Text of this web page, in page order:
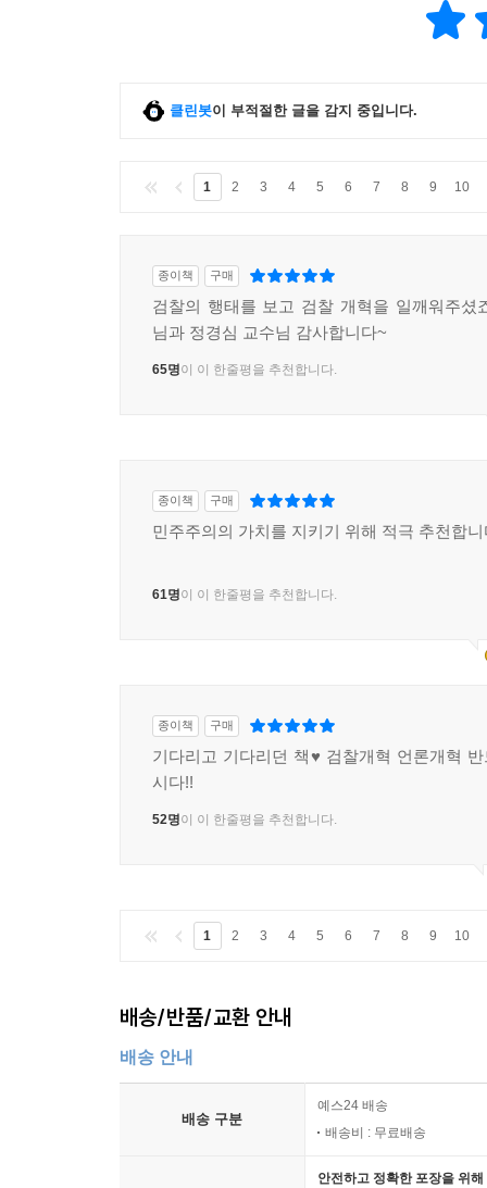
클린봇이 부적절한 글을 감지 중입니다.
1 2 3 4 5 6 7 8 9 10
종이책 구매
검찰의 행태를 보고 검찰 개혁을 일깨워주셨
님과 정경심 교수님 감사합니다~
65명이 이 한줄평을 추천합니다.
종이책 구매
민주주의의 가치를 지키기 위해 적극 추천합니
61명이 이 한줄평을 추천합니다.
종이책 구매
기다리고 기다리던 책♥ 검찰개혁 언론개혁
시다!!
52명이 이 한줄평을 추천합니다.
1 2 3 4 5 6 7 8 9 10
배송/반품/교환 안내
배송 안내
배송 구분
예스24 배송
배송비 : 무료배송
안전하고 정확한 포장을 위